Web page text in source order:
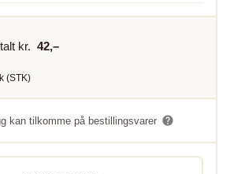
kr. 42,–
(STK)
kan tilkomme på bestillingsvarer